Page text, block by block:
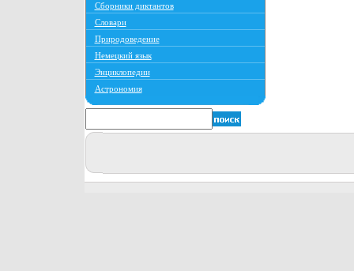
Сборники диктантов
Словари
Природоведение
Немецкий язык
Энциклопедии
Астрономия